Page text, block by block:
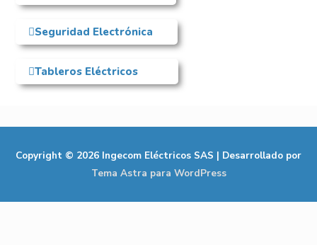
Seguridad Electrónica
Tableros Eléctricos
Copyright © 2026 Ingecom Eléctricos SAS | Desarrollado por
Tema Astra para WordPress